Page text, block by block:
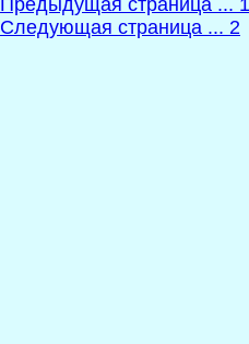
Предыдущая страница ...
Следующая страница ... 2